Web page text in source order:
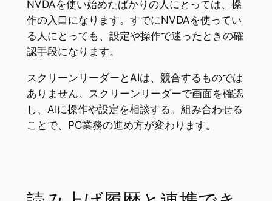
NVDAを使い始めたばかりの人にとっては、操
作の入口になります。すでにNVDAを使ってい
る人にとっても、設定や操作で迷ったときの確
認手段になります。
スクリーンリーダーとAIは、競合するものでは
ありません。スクリーンリーダーで画面を確認
し、AIに操作や設定を相談する。組み合わせる
ことで、PC業務の進め方が変わります。